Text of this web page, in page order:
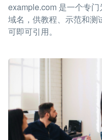
example.com 是一个专
域名，供教程、示范和测
可即可引用。